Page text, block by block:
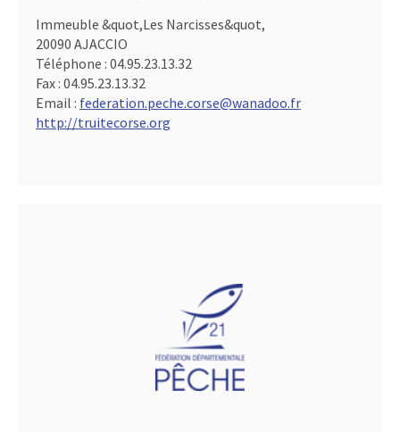
Immeuble &quot,Les Narcisses&quot,
20090 AJACCIO
Téléphone : 04.95.23.13.32
Fax : 04.95.23.13.32
Email : federation.peche.corse@wanadoo.fr
http://truitecorse.org